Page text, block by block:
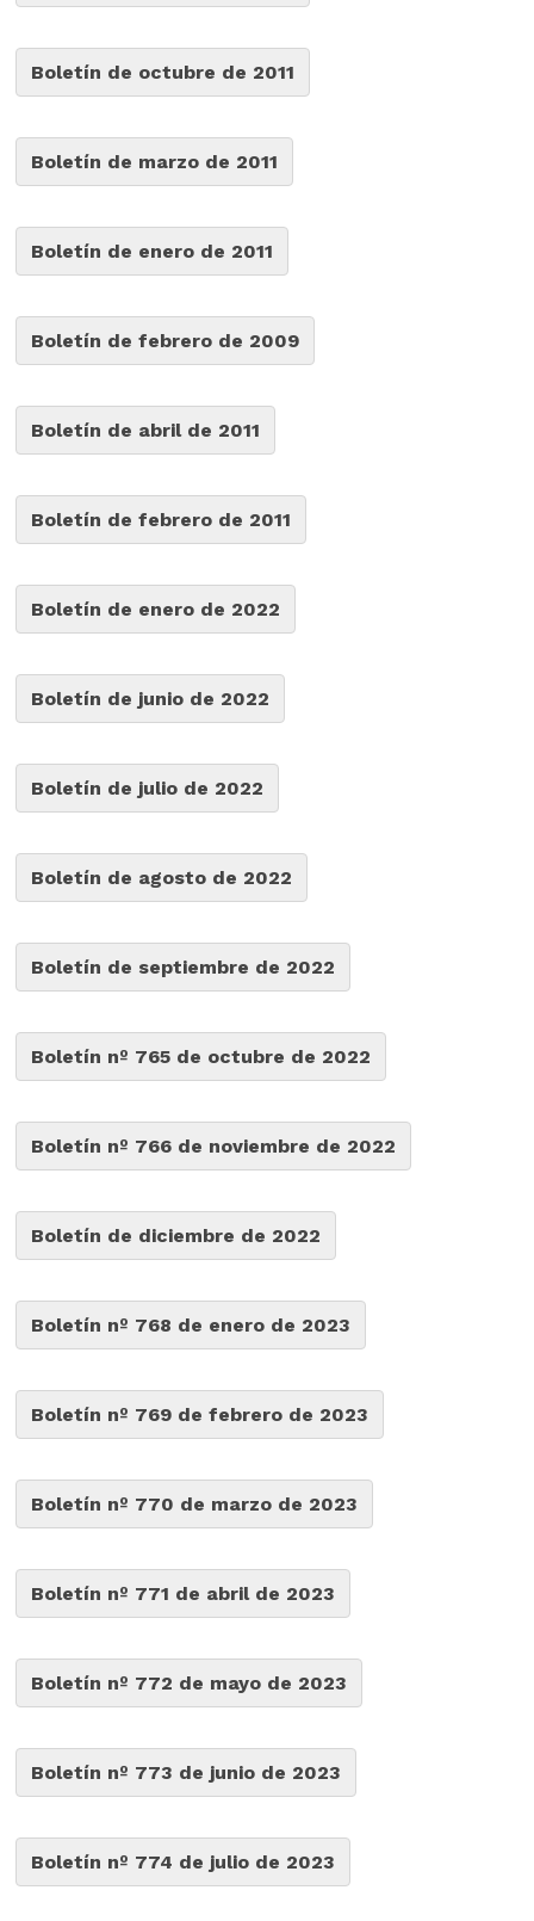
Boletín de octubre de 2011
Boletín de marzo de 2011
Boletín de enero de 2011
Boletín de febrero de 2009
Boletín de abril de 2011
Boletín de febrero de 2011
Boletín de enero de 2022
Boletín de junio de 2022
Boletín de julio de 2022
Boletín de agosto de 2022
Boletín de septiembre de 2022
Boletín nº 765 de octubre de 2022
Boletín nº 766 de noviembre de 2022
Boletín de diciembre de 2022
Boletín nº 768 de enero de 2023
Boletín nº 769 de febrero de 2023
Boletín nº 770 de marzo de 2023
Boletín nº 771 de abril de 2023
Boletín nº 772 de mayo de 2023
Boletín nº 773 de junio de 2023
Boletín nº 774 de julio de 2023